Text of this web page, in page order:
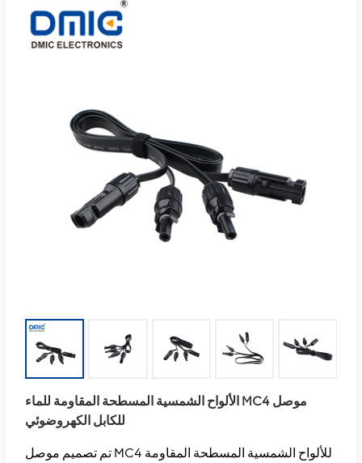
الألواح الشمسية المسطحة المقاومة للماء MC4 موصل
للكابل الكهروضوئي
تم تصميم موصل MC4 للألواح الشمسية المسطحة المقاومة